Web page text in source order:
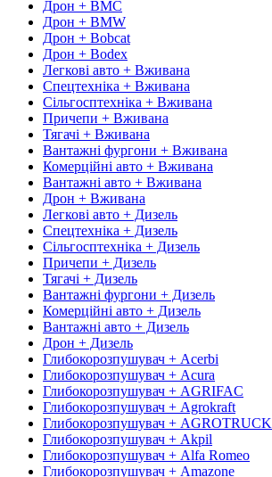
Дрон + BMC
Дрон + BMW
Дрон + Bobcat
Дрон + Bodex
Легкові авто + Вживана
Спецтехніка + Вживана
Сільгосптехніка + Вживана
Причепи + Вживана
Тягачі + Вживана
Вантажні фургони + Вживана
Комерційні авто + Вживана
Вантажні авто + Вживана
Дрон + Вживана
Легкові авто + Дизель
Спецтехніка + Дизель
Сільгосптехніка + Дизель
Причепи + Дизель
Тягачі + Дизель
Вантажні фургони + Дизель
Комерційні авто + Дизель
Вантажні авто + Дизель
Дрон + Дизель
Глибокорозпушувач + Acerbi
Глибокорозпушувач + Acura
Глибокорозпушувач + AGRIFAC
Глибокорозпушувач + Agrokraft
Глибокорозпушувач + AGROTRUCK
Глибокорозпушувач + Akpil
Глибокорозпушувач + Alfa Romeo
Глибокорозпушувач + Amazone